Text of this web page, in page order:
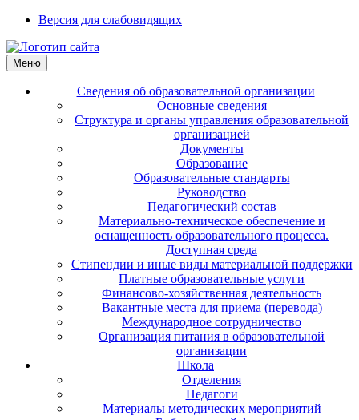
Версия для слабовидящих
Меню
Сведения об образовательной организации
Основные сведения
Структура и органы управления образовательной
организацией
Документы
Образование
Образовательные стандарты
Руководство
Педагогический состав
Материально-техническое обеспечение и
оснащенность образовательного процесса.
Доступная среда
Стипендии и иные виды материальной поддержки
Платные образовательные услуги
Финансово-хозяйственная деятельность
Вакантные места для приема (перевода)
Международное сотрудничество
Организация питания в образовательной
организации
Школа
Отделения
Педагоги
Материалы методических мероприятий